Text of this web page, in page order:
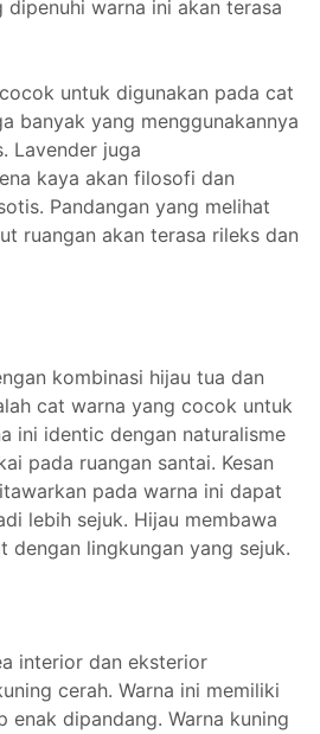
warna ini akan terasa
untuk digunakan pada cat
banyak yang menggunakannya
Lavender juga
kaya akan filosofi dan
Pandangan yang melihat
ruangan akan terasa rileks dan
kombinasi hijau tua dan
cat warna yang cocok untuk
ini identic dengan naturalisme
pada ruangan santai. Kesan
pada warna ini dapat
lebih sejuk. Hijau membawa
dengan lingkungan yang sejuk.
interior dan eksterior
cerah. Warna ini memiliki
enak dipandang. Warna kuning